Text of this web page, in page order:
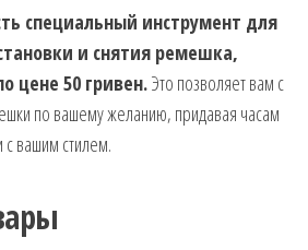
специальный инструмент для
и снятия ремешка,
цене 50 гривен.Это позволяет вам с
по вашему желанию, придавая часам
с вашим стилем.